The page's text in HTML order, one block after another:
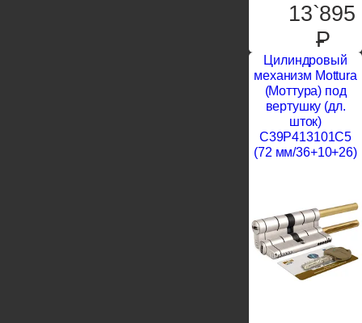
13`895
P
Цилиндровый
механизм Mottura
(Моттура) под
вертушку (дл.
шток)
C39P413101C5
(72 мм/36+10+26)